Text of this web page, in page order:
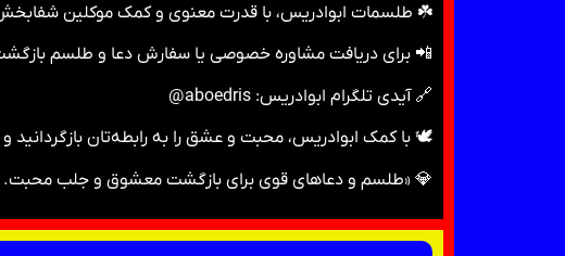
☘️ طلسمات ابوادریس، با قدرت معنوی و کمک موکلین
📲 برای دریافت مشاوره خصوصی یا سفارش دعا و طلسم
🔗 آیدی تلگرام ابوادریس: aboedris@
🕊 با کمک ابوادریس، محبت و عشق را به رابطه‌تان بازگردانید
💎 «طلسم و دعاهای قوی برای بازگشت معشوق و جلب محبت.